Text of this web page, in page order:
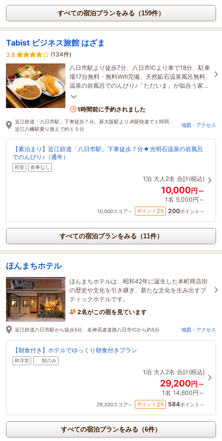
すべての宿泊プランをみる（159件）
Tabist ビジネス旅館 はざま
3.8
(134件)
八日市駅より徒歩7分、八日市ICより車で18分、駐車
場17台無料・無料Wifi完備、天然鉱石温泉風呂無料、
温泉の岩風呂でのんびり♪「ただいま」が似合う家庭
的な宿です。一人旅・連泊・合宿大歓迎
1時間前に予約されました
近江鉄道「八日市駅」下車徒歩７分。新大阪駅よりJR新快速で１時間、
近江八幡駅乗り換えで約１５分
地図・アクセス
【素泊まり】近江鉄道「八日市駅」下車徒歩７分★光明石温泉の岩風呂
でのんびり♪（通年）
和室 食事なし
1泊 大人2名 合計(税込)
10,000円～
1名 5,000円～
10,000スコア～ ポイント 2% 200ポイント～
すべての宿泊プランをみる（11件）
ほんまちホテル
ほんまちホテルは、昭和42年に誕生した本町商店街
の歴史や文化を引き継ぎ、新たな文化を生み出すブ
ティックホテルです。
2名がこの宿を見ています
近江鉄道八日市駅から徒歩5分、名神高速道路八日市ICから約5分 地図・アクセス
【朝食付き】ホテルでゆっくり朝食付きプラン
和洋室 朝のみ
1泊 大人2名 合計(税込)
29,200円～
1名 14,600円～
29,200スコア～ ポイント 2% 584ポイント～
すべての宿泊プランをみる（6件）